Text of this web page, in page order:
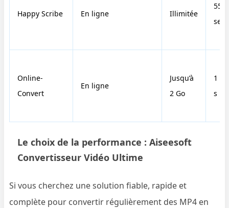
Happy Scribe En ligne Illimitée
55
Online-
Convert
En ligne
Jusqu’à
2 Go
1
s
Le choix de la performance : Aiseesoft
Convertisseur Vidéo Ultime
Si vous cherchez une solution fiable, rapide et
complète pour convertir régulièrement des MP4 en